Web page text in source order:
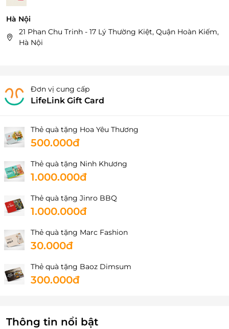
Hà Nội
21 Phan Chu Trinh - 17 Lý Thường Kiệt, Quận Hoàn Kiếm,
Hà Nội
Đơn vị cung cấp
LifeLink Gift Card
Thẻ quà tặng Hoa Yêu Thương
500.000đ
Thẻ quà tặng Ninh Khương
1.000.000đ
Thẻ quà tặng Jinro BBQ
1.000.000đ
Thẻ quà tặng Marc Fashion
30.000đ
Thẻ quà tặng Baoz Dimsum
300.000đ
Thông tin nổi bật